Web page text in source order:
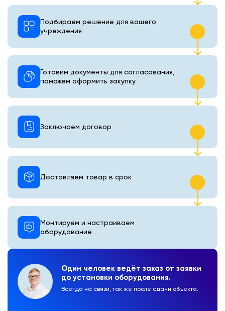
Один человек ведёт заказ от заявки
до установки оборудования.
Всегда на связи, так же после сдачи объекта.
Подбираем решение для вашего
учреждения
Готовим документы для согласования,
поможем оформить закупку
Монтируем и настраиваем
оборудование
Доставляем товар в срок
Заключаем договор